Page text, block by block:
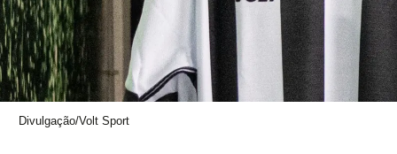
Divulgação/Volt Sport